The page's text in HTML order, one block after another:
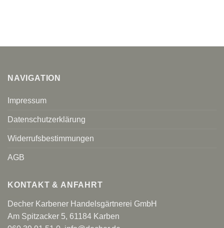
NAVIGATION
Impressum
Datenschutzerklärung
Widerrufsbestimmungen
AGB
KONTAKT & ANFAHRT
Decher Karbener Handelsgärtnerei GmbH
Am Spitzacker 5, 61184 Karben